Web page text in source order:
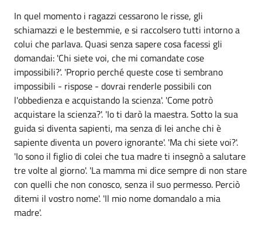
In quel momento i ragazzi cessarono le risse, gli
schiamazzi e le bestemmie, e si raccolsero tutti intorno a
colui che parlava. Quasi senza sapere cosa facessi gli
domandai: 'Chi siete voi, che mi comandate cose
impossibili?'. 'Proprio perché queste cose ti sembrano
impossibili - rispose - dovrai renderle possibili con
l'obbedienza e acquistando la scienza'. 'Come potrò
acquistare la scienza?'. 'Io ti darò la maestra. Sotto la sua
guida si diventa sapienti, ma senza di lei anche chi è
sapiente diventa un povero ignorante'. 'Ma chi siete voi?'.
'Io sono il figlio di colei che tua madre ti insegnò a salutare
tre volte al giorno'. 'La mamma mi dice sempre di non stare
con quelli che non conosco, senza il suo permesso. Perciò
ditemi il vostro nome'. 'Il mio nome domandalo a mia
madre'.